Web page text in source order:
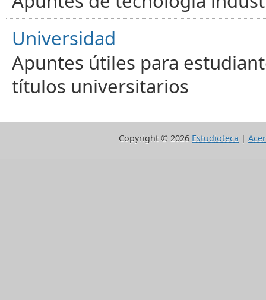
Universidad
Apuntes útiles para
títulos universitarios
Copyright © 2026 Estudioteca |